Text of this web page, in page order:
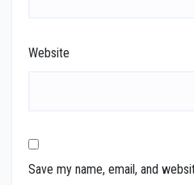
Website
Save my name, email, and